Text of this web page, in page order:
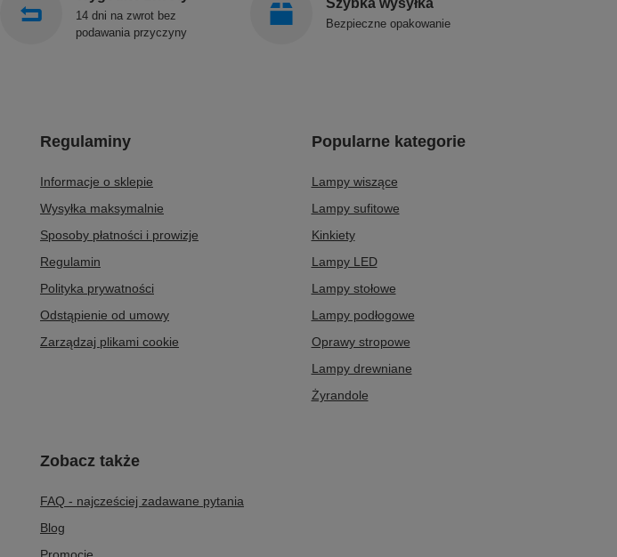
14 dni na zwrot bez
podawania przyczyny
Szybka wysyłka
Bezpieczne opakowanie
Regulaminy
Informacje o sklepie
Wysyłka maksymalnie
Sposoby płatności i prowizje
Regulamin
Polityka prywatności
Odstąpienie od umowy
Zarządzaj plikami cookie
Popularne kategorie
Lampy wiszące
Lampy sufitowe
Kinkiety
Lampy LED
Lampy stołowe
Lampy podłogowe
Oprawy stropowe
Lampy drewniane
Żyrandole
Zobacz także
FAQ - najcześciej zadawane pytania
Blog